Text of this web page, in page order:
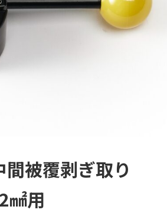
間被覆剥ぎ取り
用